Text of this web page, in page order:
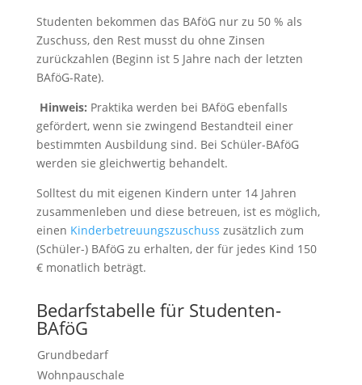
Studenten bekommen das BAföG nur zu 50 % als
Zuschuss, den Rest musst du ohne Zinsen
zurückzahlen (Beginn ist 5 Jahre nach der letzten
BAföG-Rate).
Hinweis: Praktika werden bei BAföG ebenfalls
gefördert, wenn sie zwingend Bestandteil einer
bestimmten Ausbildung sind. Bei Schüler-BAföG
werden sie gleichwertig behandelt.
Solltest du mit eigenen Kindern unter 14 Jahren
zusammenleben und diese betreuen, ist es möglich,
einen Kinderbetreuungszuschuss zusätzlich zum
(Schüler-) BAföG zu erhalten, der für jedes Kind 150
€ monatlich beträgt.
Bedarfstabelle für Studenten-
BAföG
Grundbedarf
Wohnpauschale